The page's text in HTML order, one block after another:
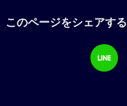
このページをシェアする